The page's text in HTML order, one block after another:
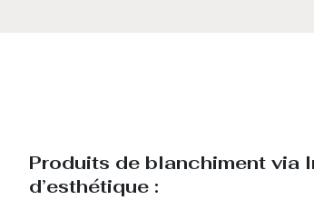
Produits de blanchiment via
d’esthétique :